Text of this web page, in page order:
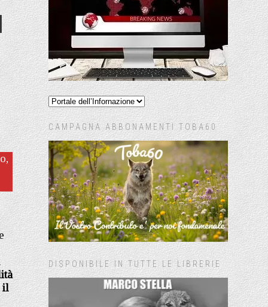
il
CAMPAGNA ABBONAMENTI TOBA60
DISPONIBILE IN TUTTE LE LIBRERIE